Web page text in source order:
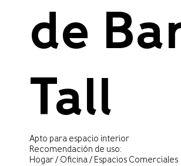
de
Tall
Apto para espacio interior
Recomendación de uso:
Hogar / Oficina / Espacios Comerciales